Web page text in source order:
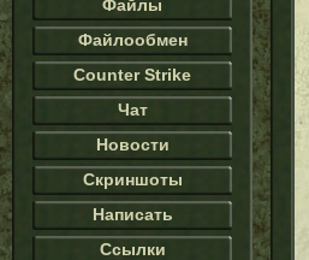
Файлы
Файлообмен
Counter Strike
Чат
Новости
Скриншоты
Написать
Ссылки